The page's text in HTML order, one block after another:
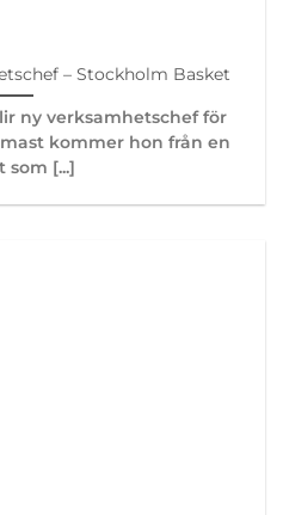
– Stockholm Basket
ny verksamhetschef för
kommer hon från en
som [...]